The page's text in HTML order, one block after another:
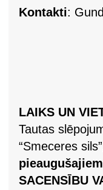
Kontakti:
LAIKS UN
Tautas
“Smeceres
SACENSĪBU